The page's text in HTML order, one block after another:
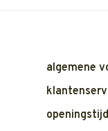
algemene